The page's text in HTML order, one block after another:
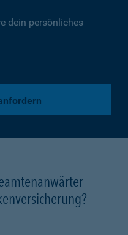
dein persönliches